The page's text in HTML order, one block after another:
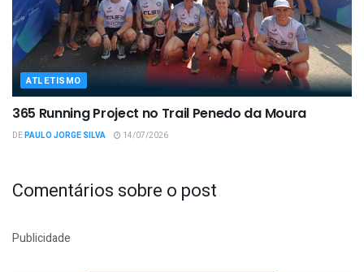
ATLETISMO
365 Running Project no Trail Penedo da Moura
DEPAULO JORGE SILVA 14/07/2026
Comentários sobre o post
Publicidade